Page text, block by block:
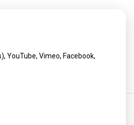
YouTube, Vimeo, Facebook,